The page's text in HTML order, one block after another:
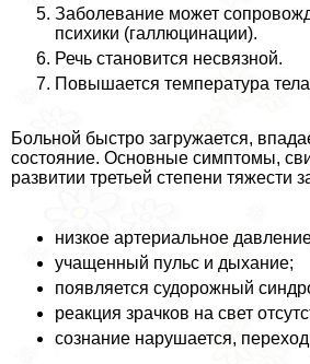
Заболевание может
психики (галлюцинации).
Речь становится несвязной.
Повышается температура
Больной быстро загружается,
состояние. Основные симптомы,
развитии третьей степени тяжести
низкое артериальное
учащенный пульс и дыхание;
появляется судорожный
реакция зрачков на свет
сознание нарушается,